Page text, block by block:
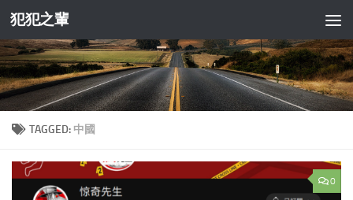
Skip to content
犯犯之輩
TAGGED: 中國
0